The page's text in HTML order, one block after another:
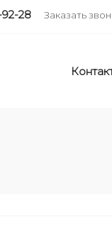
92-28 Заказать